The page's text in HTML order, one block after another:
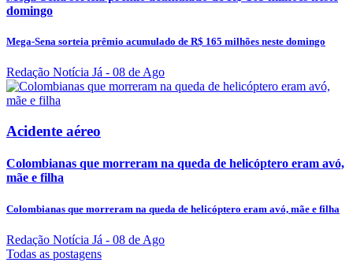
domingo
Mega-Sena sorteia prêmio acumulado de R$ 165 milhões neste domingo
Redação Notícia Já - 08 de Ago
Acidente aéreo
Colombianas que morreram na queda de helicóptero eram avó,
mãe e filha
Colombianas que morreram na queda de helicóptero eram avó, mãe e filha
Redação Notícia Já - 08 de Ago
Todas as postagens